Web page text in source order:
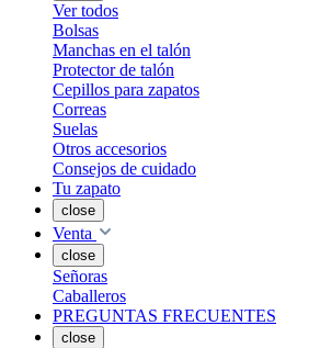
Ver todos
Bolsas
Manchas en el talón
Protector de talón
Cepillos para zapatos
Correas
Suelas
Otros accesorios
Consejos de cuidado
Tu zapato
close
Venta
close
Señoras
Caballeros
PREGUNTAS FRECUENTES
close